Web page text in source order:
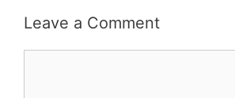
Leave a Comment